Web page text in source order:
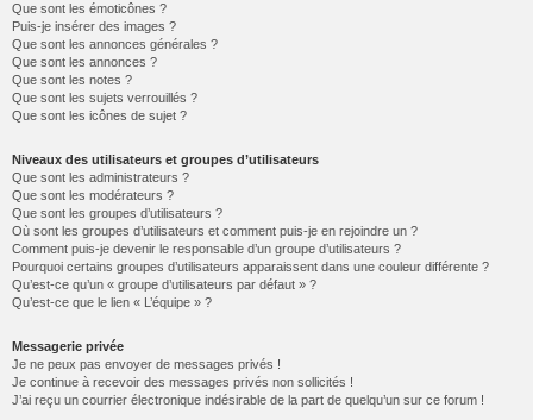
Que sont les émoticônes ?
Puis-je insérer des images ?
Que sont les annonces générales ?
Que sont les annonces ?
Que sont les notes ?
Que sont les sujets verrouillés ?
Que sont les icônes de sujet ?
Niveaux des utilisateurs et groupes d’utilisateurs
Que sont les administrateurs ?
Que sont les modérateurs ?
Que sont les groupes d’utilisateurs ?
Où sont les groupes d’utilisateurs et comment puis-je en rejoindre un ?
Comment puis-je devenir le responsable d’un groupe d’utilisateurs ?
Pourquoi certains groupes d’utilisateurs apparaissent dans une couleur différente ?
Qu’est-ce qu’un « groupe d’utilisateurs par défaut » ?
Qu’est-ce que le lien « L’équipe » ?
Messagerie privée
Je ne peux pas envoyer de messages privés !
Je continue à recevoir des messages privés non sollicités !
J’ai reçu un courrier électronique indésirable de la part de quelqu’un sur ce forum !